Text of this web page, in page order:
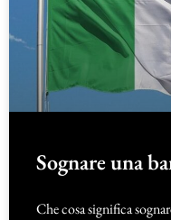
Sognare una
Che cosa significa